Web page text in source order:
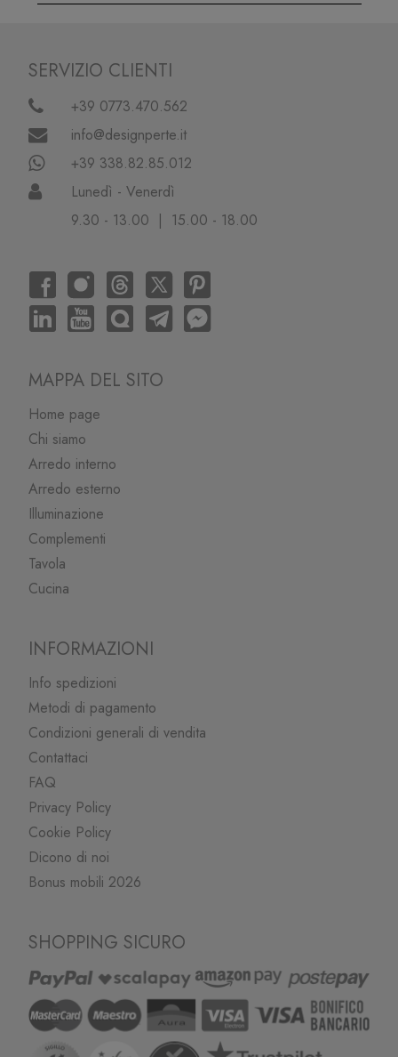
SERVIZIO CLIENTI
+39 0773.470.562
info@designperte.it
+39 338.82.85.012
Lunedì - Venerdì
9.30 - 13.00 | 15.00 - 18.00
MAPPA DEL SITO
Home page
Chi siamo
Arredo interno
Arredo esterno
Illuminazione
Complementi
Tavola
Cucina
INFORMAZIONI
Info spedizioni
Metodi di pagamento
Condizioni generali di vendita
Contattaci
FAQ
Privacy Policy
Cookie Policy
Dicono di noi
Bonus mobili 2026
SHOPPING SICURO